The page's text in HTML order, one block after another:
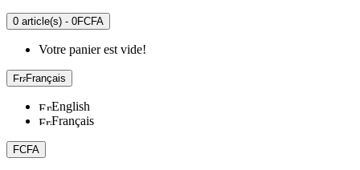
0 article(s) - 0FCFA
Votre panier est vide!
Français
English
Français
FCFA